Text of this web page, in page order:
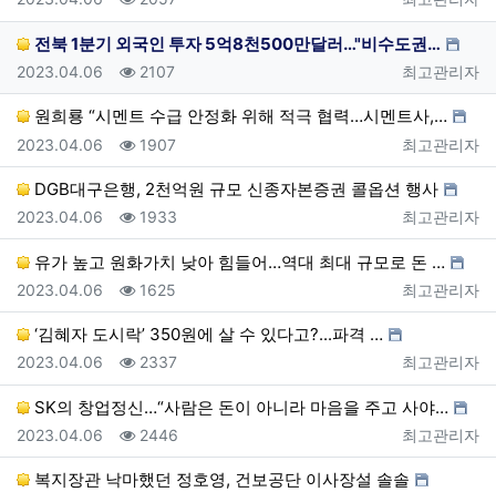
전북 1분기 외국인 투자 5억8천500만달러…"비수도권…
등록자
최고관리자
등록일
2023.04.06 조회
2107
원희룡 “시멘트 수급 안정화 위해 적극 협력…시멘트사,…
등록자
최고관리자
등록일
2023.04.06 조회
1907
DGB대구은행, 2천억원 규모 신종자본증권 콜옵션 행사
등록자
최고관리자
등록일
2023.04.06 조회
1933
유가 높고 원화가치 낮아 힘들어…역대 최대 규모로 돈 …
등록자
최고관리자
등록일
2023.04.06 조회
1625
‘김혜자 도시락’ 350원에 살 수 있다고?...파격 …
등록자
최고관리자
등록일
2023.04.06 조회
2337
SK의 창업정신…“사람은 돈이 아니라 마음을 주고 사야…
등록자
최고관리자
등록일
2023.04.06 조회
2446
복지장관 낙마했던 정호영, 건보공단 이사장설 솔솔